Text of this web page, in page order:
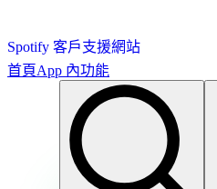
Spotify 客戶支援網站
首頁App 內功能